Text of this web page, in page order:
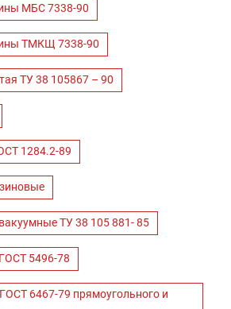
МБС 7338-90
ТМКЩ 7338-90
ТУ 38 105867 – 90
1284.2-89
ТУ 38 105 881- 85
5496-78
6467-79 прямоугольного и